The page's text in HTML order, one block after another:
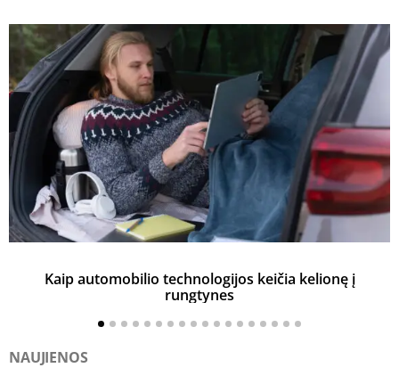
Kaip automobilio technologijos keičia kelionę į
rungtynes
NAUJIENOS